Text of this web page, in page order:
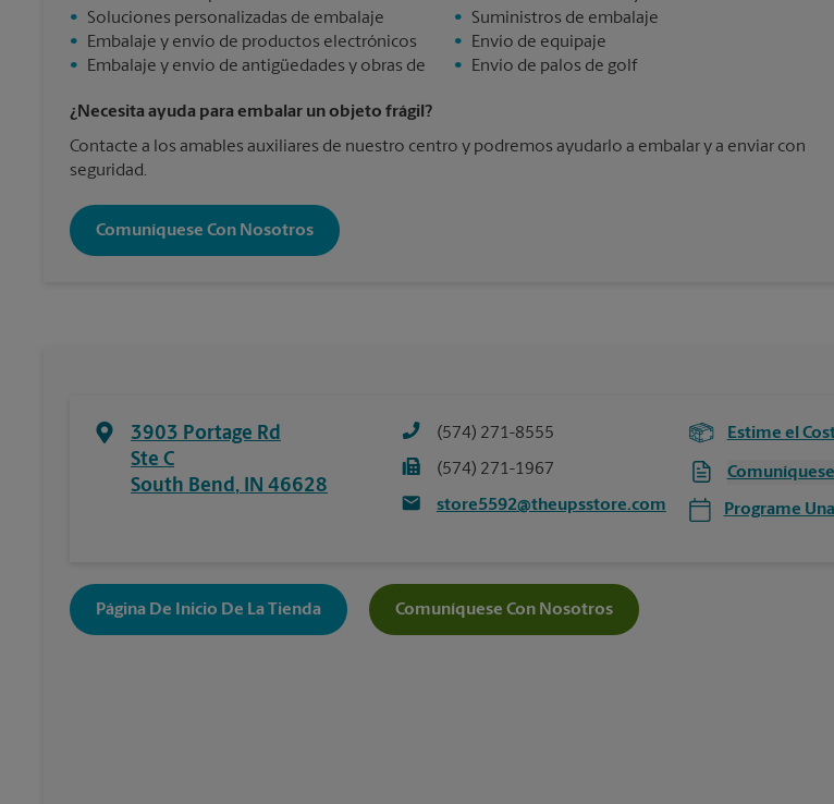
•
Soluciones personalizadas de embalaje
•
Embalaje y envío de productos electrónicos
•
Embalaje y envío de antigüedades y obras de
•
Suministros de embalaje
•
Envío de equipaje
•
Envío de palos de golf
¿Necesita ayuda para embalar un objeto frágil?
Contacte a los amables auxiliares de nuestro centro y podremos ayudarlo a embalar y a enviar con
seguridad.
Comuníquese Con Nosotros
3903 Portage Rd
Ste C
South Bend, IN 46628
(574) 271-8555
(574) 271-1967
store5592@theupsstore.com
Estime el
Programe
Página De Inicio De La Tienda Comuníquese Con Nosotros